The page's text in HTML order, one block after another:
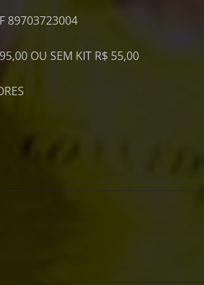
89703723004
OU SEM KIT R$ 55,00